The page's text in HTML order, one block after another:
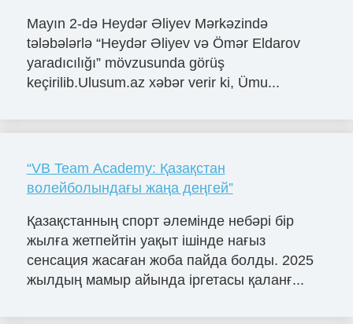
Mayın 2-də Heydər Əliyev Mərkəzində
tələbələrlə “Heydər Əliyev və Ömər Eldarov
yaradıcılığı” mövzusunda görüş
keçirilib.Ulusum.az xəbər verir ki, Ümu...
“VB Team Academy: Қазақстан
волейболындағы жаңа деңгей”
Қазақстанның спорт әлемінде небәрі бір
жылға жетпейтін уақыт ішінде нағыз
сенсация жасаған жоба пайда болды. 2025
жылдың мамыр айында іргетасы қаланғ...